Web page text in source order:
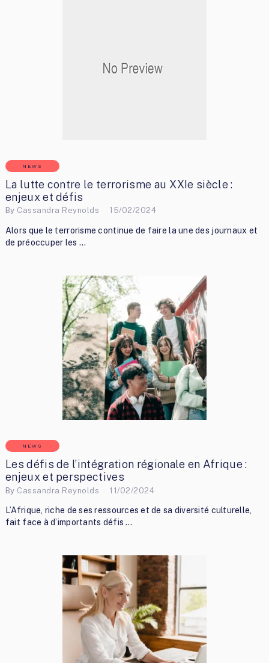
NEWS
La lutte contre le terrorisme au XXIe siècle :
enjeux et défis
By Cassandra Reynolds 15/02/2024
Alors que le terrorisme continue de faire la une des journaux et
de préoccuper les …
NEWS
Les défis de l’intégration régionale en Afrique :
enjeux et perspectives
By Cassandra Reynolds 11/02/2024
L’Afrique, riche de ses ressources et de sa diversité culturelle,
fait face à d’importants défis …